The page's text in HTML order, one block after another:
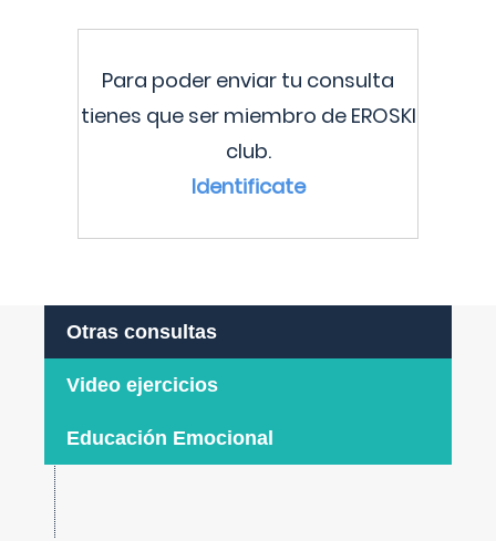
Para poder enviar tu consulta
tienes que ser miembro de EROSKI
club.
Identificate
Otras consultas
Video ejercicios
Educación Emocional